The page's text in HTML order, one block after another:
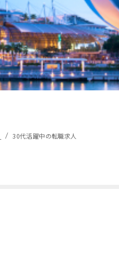
30代活躍中の転職求人